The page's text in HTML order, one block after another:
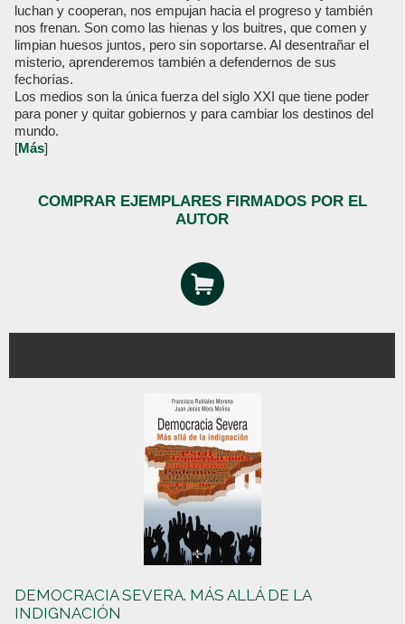
luchan y cooperan, nos empujan hacia el progreso y también
nos frenan. Son como las hienas y los buitres, que comen y
limpian huesos juntos, pero sin soportarse. Al desentrañar el
misterio, aprenderemos también a defendernos de sus
fechorías.
Los medios son la única fuerza del siglo XXI que tiene poder
para poner y quitar gobiernos y para cambiar los destinos del
mundo.
[Más]
COMPRAR EJEMPLARES FIRMADOS POR EL
AUTOR
DEMOCRACIA SEVERA. MÁS ALLÁ DE LA
INDIGNACIÓN